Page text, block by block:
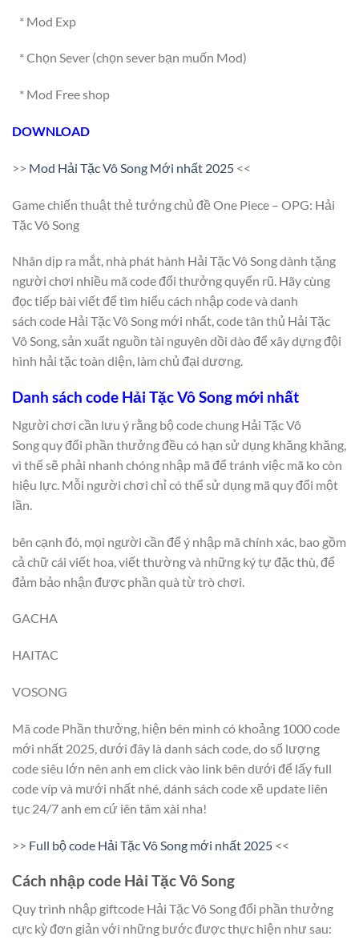
* Mod Exp
* Chọn Sever (chọn sever bạn muốn Mod)
* Mod Free shop
DOWNLOAD
>> Mod Hải Tặc Vô Song Mới nhất 2025 <<
Game chiến thuật thẻ tướng chủ đề One Piece – OPG: Hải
Tặc Vô Song
Nhân dịp ra mắt, nhà phát hành Hải Tặc Vô Song dành tặng
người chơi nhiều mã code đổi thưởng quyến rũ. Hãy cùng
đọc tiếp bài viết để tìm hiểu cách nhập code và danh
sách code Hải Tặc Vô Song mới nhất, code tân thủ Hải Tặc
Vô Song, sản xuất nguồn tài nguyên dồi dào để xây dựng đội
hình hải tặc toàn diện, làm chủ đại dương.
Danh sách code Hải Tặc Vô Song mới nhất
Người chơi cần lưu ý rằng bộ code chung Hải Tặc Vô
Song quy đổi phần thưởng đều có hạn sử dụng khăng khăng,
vì thế sẽ phải nhanh chóng nhập mã để tránh việc mã ko còn
hiệu lực. Mỗi người chơi chỉ có thể sử dụng mã quy đổi một
lần.
bên cạnh đó, mọi người cần để ý nhập mã chính xác, bao gồm
cả chữ cái viết hoa, viết thường và những ký tự đặc thù, để
đảm bảo nhận được phần quà từ trò chơi.
GACHA
HAITAC
VOSONG
Mã code Phần thưởng, hiện bên mình có khoảng 1000 code
mới nhất 2025, dưới đây là danh sách code, do số lượng
code siêu lớn nên anh em click vào link bên dưới để lấy full
code víp và mưới nhất nhé, dánh sách code xẽ update liên
tục 24/7 anh em cứ iên tâm xài nha!
>> Full bộ code Hải Tặc Vô Song mới nhất 2025 <<
Cách nhập code Hải Tặc Vô Song
Quy trình nhập giftcode Hải Tặc Vô Song đổi phần thưởng
cực kỳ đơn giản với những bước được thực hiện như sau: